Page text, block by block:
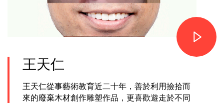
王天仁
王天仁從事藝術教育近二十年，善於利用撿拾而
來的廢棄木材創作雕塑作品，更喜歡遊走於不同